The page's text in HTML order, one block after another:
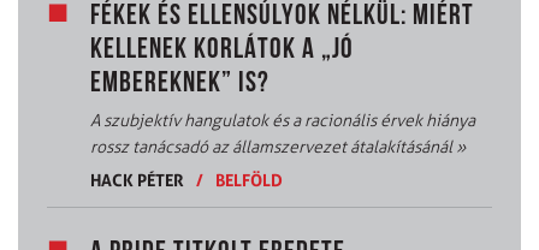
FÉKEK ÉS ELLENSÚLYOK NÉLKÜL: MIÉRT
KELLENEK KORLÁTOK A „JÓ
EMBEREKNEK” IS?
A szubjektív hangulatok és a racionális érvek hiánya
rossz tanácsadó az államszervezet átalakításánál»
HACK PÉTER
/ BELFÖLD